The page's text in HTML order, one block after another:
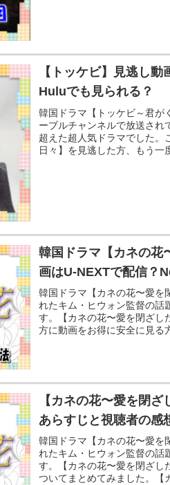
【トッケビ】見逃し
Huluでも見られる？
韓国ドラマ【トッケビ～君が
ーブルチャンネルで放送され
超えた超人気ドラマでした。
日々】を見逃した方、もう一
韓国ドラマ【カネの花
画はU-NEXTで配信？
韓国ドラマ【カネの花〜愛を
れたキム・ヒウォン監督の話
す。【カネの花〜愛を閉ざし
方に動画をお得に安全に見る
【カネの花〜愛を閉ざ
あらすじと視聴者の感
韓国ドラマ【カネの花〜愛を
れたキム・ヒウォン監督の話
す。【カネの花〜愛を閉ざし
ついてまとめてみました。【